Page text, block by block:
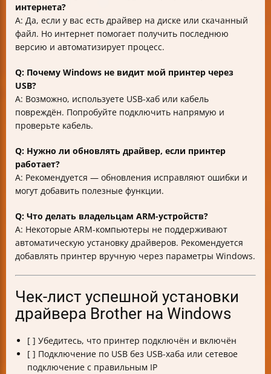
интернета?
A: Да, если у вас есть драйвер на диске или скачанный
файл. Но интернет помогает получить последнюю
версию и автоматизирует процесс.
Q: Почему Windows не видит мой принтер через
USB?
A: Возможно, используете USB-хаб или кабель
повреждён. Попробуйте подключить напрямую и
проверьте кабель.
Q: Нужно ли обновлять драйвер, если принтер
работает?
A: Рекомендуется — обновления исправляют ошибки и
могут добавить полезные функции.
Q: Что делать владельцам ARM-устройств?
A: Некоторые ARM-компьютеры не поддерживают
автоматическую установку драйверов. Рекомендуется
добавлять принтер вручную через параметры Windows.
Чек-лист успешной установки
драйвера Brother на Windows
[ ] Убедитесь, что принтер подключён и включён
[ ] Подключение по USB без USB-хаба или сетевое
подключение с правильным IP